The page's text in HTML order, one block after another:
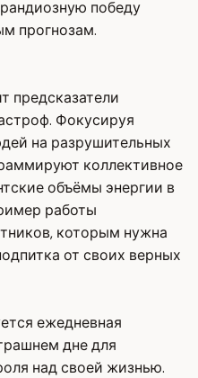
победу
прогнозам.
предсказатели
Фокусируя
на разрушительных
коллективное
объёмы энергии в
работы
которым нужна
от своих верных
ежедневная
дне для
над своей жизнью.